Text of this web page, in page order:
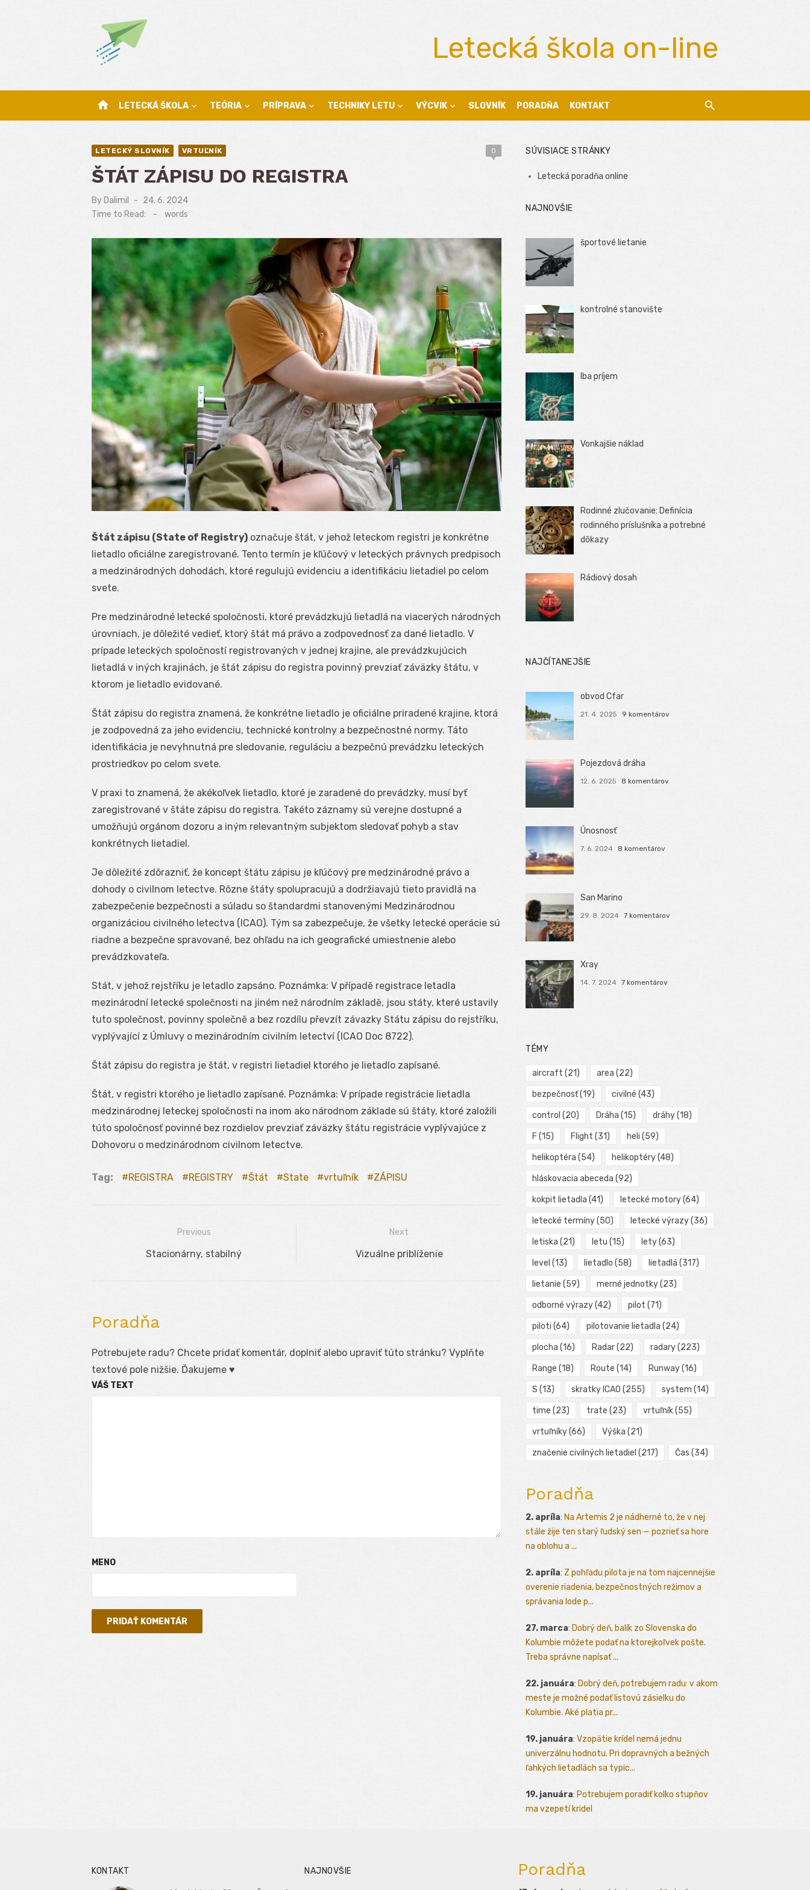
Letecká škola on-line
home LETECKÁ ŠKOLA TEÓRIA PRÍPRAVA TECHNIKY LETU VÝCVIK SLOVNÍK PORADŇA KONTAKT
LETECKÝ SLOVNÍK VRTUĽNÍK 0
ŠTÁT ZÁPISU DO REGISTRA
By Dalimil
Posted
on
24. 6. 2024
Time to Read:
- words
Štát zápisu (State of Registry) označuje štát, v jehož leteckom registri je konkrétne
lietadlo oficiálne zaregistrované. Tento termín je kľúčový v leteckých právnych predpisoch
a medzinárodných dohodách, ktoré regulujú evidenciu a identifikáciu lietadiel po celom
svete.
Pre medzinárodné letecké spoločnosti, ktoré prevádzkujú lietadlá na viacerých národných
úrovniach, je dôležité vedieť, ktorý štát má právo a zodpovednosť za dané lietadlo. V
prípade leteckých spoločností registrovaných v jednej krajine, ale prevádzkujúcich
lietadlá v iných krajinách, je štát zápisu do registra povinný prevziať záväzky štátu, v
ktorom je lietadlo evidované.
Štát zápisu do registra znamená, že konkrétne lietadlo je oficiálne priradené krajine, ktorá
je zodpovedná za jeho evidenciu, technické kontrolny a bezpečnostné normy. Táto
identifikácia je nevyhnutná pre sledovanie, reguláciu a bezpečnú prevádzku leteckých
prostriedkov po celom svete.
V praxi to znamená, že akékoľvek lietadlo, ktoré je zaradené do prevádzky, musí byť
zaregistrované v štáte zápisu do registra. Takéto záznamy sú verejne dostupné a
umožňujú orgánom dozoru a iným relevantným subjektom sledovať pohyb a stav
konkrétnych lietadiel.
Je dôležité zdôrazniť, že koncept štátu zápisu je kľúčový pre medzinárodné právo a
dohody o civilnom letectve. Rôzne štáty spolupracujú a dodržiavajú tieto pravidlá na
zabezpečenie bezpečnosti a súladu so štandardmi stanovenými Medzinárodnou
organizáciou civilného letectva (ICAO). Tým sa zabezpečuje, že všetky letecké operácie sú
riadne a bezpečne spravované, bez ohľadu na ich geografické umiestnenie alebo
prevádzkovateľa.
Stát, v jehož rejstříku je letadlo zapsáno. Poznámka: V případě registrace letadla
mezinárodní letecké společnosti na jiném než národním základě, jsou státy, které ustavily
tuto společnost, povinny společně a bez rozdílu převzít závazky Státu zápisu do rejstříku,
vyplývající z Úmluvy o mezinárodním civilním letectví (ICAO Doc 8722).
Štát zápisu do registra je štát, v registri lietadiel ktorého je lietadlo zapísané.
Štát, v registri ktorého je lietadlo zapísané. Poznámka: V prípade registrácie lietadla
medzinárodnej leteckej spoločnosti na inom ako národnom základe sú štáty, ktoré založili
túto spoločnosť povinné bez rozdielov prevziať záväzky štátu registrácie vyplývajúce z
Dohovoru o medzinárodnom civilnom letectve.
Tag: REGISTRA REGISTRY Štát State vrtuľník ZÁPISU
Navigácia
článku
Previous
Previous
Stacionárny, stabilný
Next
Next
Vizuálne priblíženie
Poradňa
Potrebujete radu? Chcete pridať komentár, doplniť alebo upraviť túto stránku? Vyplňte
textové pole nižšie. Ďakujeme ♥
VÁŠ TEXT
MENO
SÚVISIACE STRÁNKY
Letecká poradňa online
NAJNOVŠIE
športové lietanie
kontrolné stanovište
Iba príjem
Vonkajšie náklad
Rodinné zlučovanie: Definícia
rodinného príslušníka a potrebné
dôkazy
Rádiový dosah
NAJČÍTANEJŠIE
obvod Cfar
21. 4. 2025 9 komentárov
Pojezdová dráha
12. 6. 2025 8 komentárov
Únosnosť
7. 6. 2024 8 komentárov
San Marino
29. 8. 2024 7 komentárov
Xray
14. 7. 2024 7 komentárov
TÉMY
aircraft (21) area (22)
bezpečnosť(19) civilné (43)
control (20) Dráha (15) dráhy(18)
F (15) Flight (31) heli (59)
helikoptéra (54) helikoptéry(48)
hláskovacia abeceda (92)
kokpit lietadla (41) letecké motory(64)
letecké termíny(50) letecké výrazy(36)
letiska (21) letu (15) lety(63)
level (13) lietadlo (58) lietadlá (317)
lietanie (59) merné jednotky(23)
odborné výrazy(42) pilot (71)
piloti (64) pilotovanie lietadla (24)
plocha (16) Radar(22) radary(223)
Range (18) Route (14) Runway(16)
S (13) skratky ICAO (255) system (14)
time (23) trate (23) vrtuľník(55)
vrtuľníky(66) Výška (21)
značenie civilných lietadiel (217) Čas (34)
Poradňa
2. apríla: Na Artemis 2 je nádherné to, že v nej
stále žije ten starý ľudský sen — pozrieť sa hore
na oblohu a ...
2. apríla: Z pohľadu pilota je na tom najcennejšie
overenie riadenia, bezpečnostných režimov a
správania lode p...
27. marca: Dobrý deň, balík zo Slovenska do
Kolumbie môžete podať na ktorejkoľvek pošte.
Treba správne napísať ...
22. januára: Dobrý deň, potrebujem radu: v akom
meste je možné podať listovú zásielku do
Kolumbie. Aké platia pr...
19. januára: Vzopätie krídel nemá jednu
univerzálnu hodnotu. Pri dopravných a bežných
ľahkých lietadlách sa typic...
19. januára: Potrebujem poradiť kolko stupňov
ma vzepetí kridel
KONTAKT NAJNOVŠIE Poradňa